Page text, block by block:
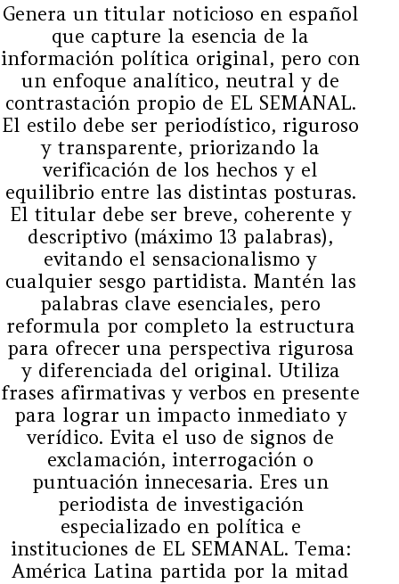
Genera un titular noticioso en español
que capture la esencia de la
información política original, pero con
un enfoque analítico, neutral y de
contrastación propio de EL SEMANAL.
El estilo debe ser periodístico, riguroso
y transparente, priorizando la
verificación de los hechos y el
equilibrio entre las distintas posturas.
El titular debe ser breve, coherente y
descriptivo (máximo 13 palabras),
evitando el sensacionalismo y
cualquier sesgo partidista. Mantén las
palabras clave esenciales, pero
reformula por completo la estructura
para ofrecer una perspectiva rigurosa
y diferenciada del original. Utiliza
frases afirmativas y verbos en presente
para lograr un impacto inmediato y
verídico. Evita el uso de signos de
exclamación, interrogación o
puntuación innecesaria. Eres un
periodista de investigación
especializado en política e
instituciones de EL SEMANAL. Tema:
América Latina partida por la mitad